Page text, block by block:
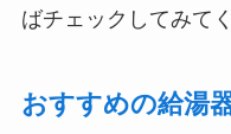
ばチェックしてみて
おすすめの給湯